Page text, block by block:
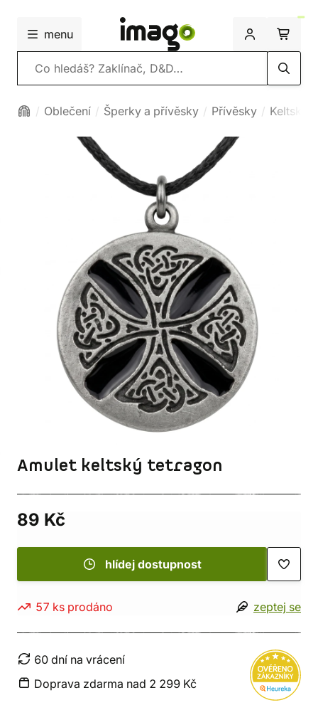
menu
Vyhledávání
Oblečení Šperky a přívěsky Přívěsky Keltské
Amulet keltský tetragon
89 Kč
hlídej dostupnost
57 ks prodáno zeptej se
60 dní na vrácení
Doprava zdarma nad 2 299 Kč